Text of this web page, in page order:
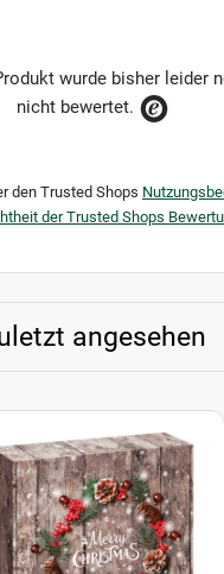
wurde bisher leider
nicht bewertet.
den Trusted Shops
der Trusted Shops
angesehen